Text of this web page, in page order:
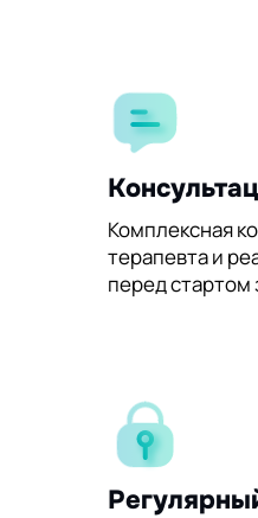
Комплексная
терапевта и
перед стартом